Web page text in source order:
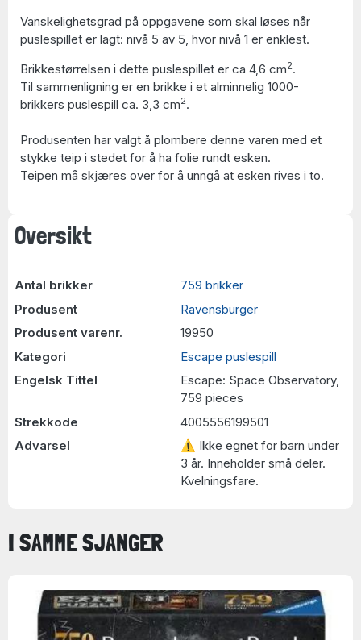
Oversikt
Antal brikker
759 brikker
Produsent
Ravensburger
Produsent varenr.
19950
Kategori
Escape puslespill
Engelsk Tittel
Escape: Space Observatory,
759 pieces
Strekkode
4005556199501
Advarsel
⚠ Ikke egnet for barn under
3 år. Inneholder små deler.
Kvelningsfare.
Vanskelighetsgrad på oppgavene som skal løses når
puslespillet er lagt: nivå 5 av 5, hvor nivå 1 er enklest.
Brikkestørrelsen i dette puslespillet er ca 4,6 cm2.
Til sammenligning er en brikke i et alminnelig 1000-
brikkers puslespill ca. 3,3 cm2.
Produsenten har valgt å plombere denne varen med et
stykke teip i stedet for å ha folie rundt esken.
Teipen må skjæres over for å unngå at esken rives i to.
I SAMME SJANGER